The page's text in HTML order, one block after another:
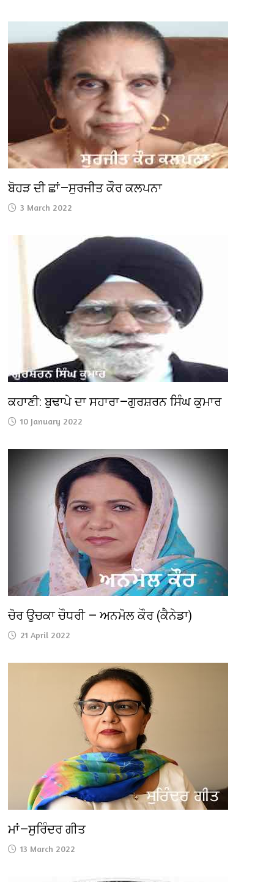
ਬੋਹੜ ਦੀ ਛਾਂ—ਸੁਰਜੀਤ ਕੌਰ ਕਲਪਨਾ
3 March 2022
ਕਹਾਣੀ: ਬੁਢਾਪੇ ਦਾ ਸਹਾਰਾ—ਗੁਰਸ਼ਰਨ ਸਿੰਘ ਕੁਮਾਰ
10 January 2022
ਚੋਰ ਉਚਕਾ ਚੌਧਰੀ — ਅਨਮੋਲ ਕੌਰ (ਕੈਨੇਡਾ)
21 April 2022
ਮਾਂ—ਸੁਰਿੰਦਰ ਗੀਤ
13 March 2022